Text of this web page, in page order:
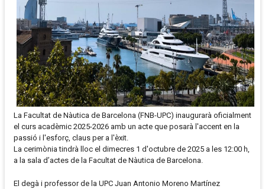
La Facultat de Nàutica de Barcelona (FNB-UPC) inaugurarà oficialment
el curs acadèmic 2025-2026 amb un acte que posarà l'accent en la
passió i l'esforç, claus per a l'èxit.
La cerimònia tindrà lloc el dimecres 1 d'octubre de 2025 a les 12:00 h,
a la sala d’actes de la Facultat de Nàutica de Barcelona.
El degà i professor de la UPC Juan Antonio Moreno Martínez